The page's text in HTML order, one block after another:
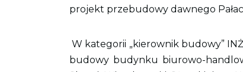
projekt przebudowy dawnego
W kategorii „kierownik budowy”
budowy budynku biurowo-